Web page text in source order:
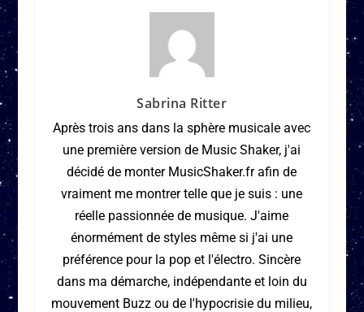
Sabrina Ritter
Après trois ans dans la sphère musicale avec
une première version de Music Shaker, j'ai
décidé de monter MusicShaker.fr afin de
vraiment me montrer telle que je suis : une
réelle passionnée de musique. J'aime
énormément de styles même si j'ai une
préférence pour la pop et l'électro. Sincère
dans ma démarche, indépendante et loin du
mouvement Buzz ou de l'hypocrisie du milieu,